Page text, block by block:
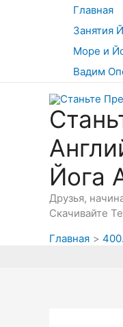
Главная
Занятия
Море и
Вадим
Йога
Друзья,
Скачивайте
Главная